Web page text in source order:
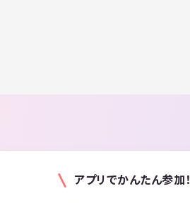
アプリでかんたん参加！